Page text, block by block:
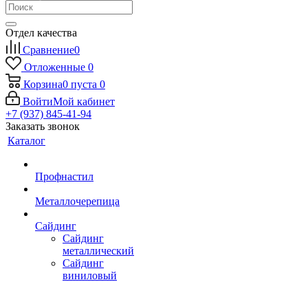
Отдел качества
Сравнение0
Отложенные 0
Корзина0 пуста 0
ВойтиМой кабинет
+7 (937) 845-41-94
Заказать звонок
Каталог
Профнастил
Металлочерепица
Сайдинг
Сайдинг
металлический
Сайдинг
виниловый